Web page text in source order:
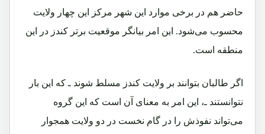
حاضر هم در برخی موارد این شهر مرکز این چهار ولایت
محسوب می‌شود. این امر بیانگر موقعیت برتر کندز در این
منطقه است.
اگر طالبان بتوانند بر ولایت کندز مسلط شوند ـ که این بار
نتوانستند ـ، این امر به معنای آن است که این گروه
می‌تواند نفوذش را در گام نخست در دو ولایت همجوار